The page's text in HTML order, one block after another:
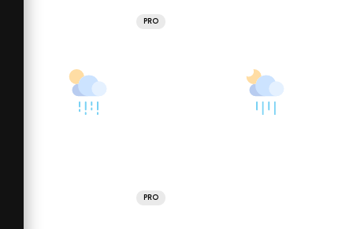
PRO
PRO